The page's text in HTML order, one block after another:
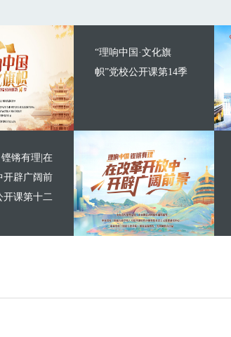
“理响中国·文化旗
帜”党校公开课第14季
铿锵有理|在
开辟广阔前
开课第十二